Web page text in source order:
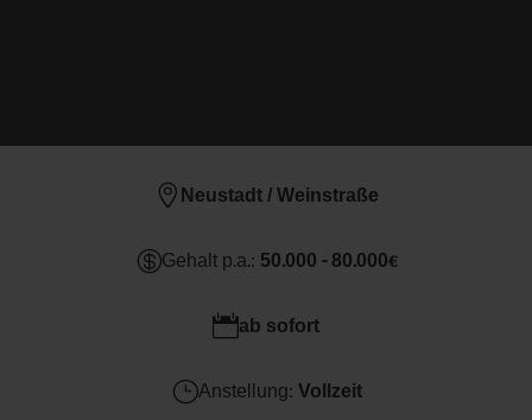
 Neustadt / Weinstraße
Gehalt p.a.: 50.000 - 80.000€
ab sofort
}Anstellung: Vollzeit